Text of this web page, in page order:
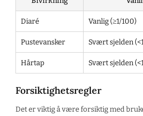
Diaré Vanlig (≥1/100)
Pustevansker Svært sjelden
Hårtap Svært sjelden
Forsiktighetsregler
Det er viktig å være forsiktig med